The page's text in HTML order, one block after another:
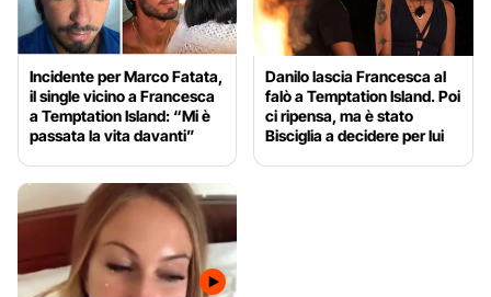
Incidente per Marco Fatata,
il single vicino a Francesca
a Temptation Island: “Mi è
passata la vita davanti”
Danilo lascia Francesca al
falò a Temptation Island. Poi
ci ripensa, ma è stato
Bisciglia a decidere per lui